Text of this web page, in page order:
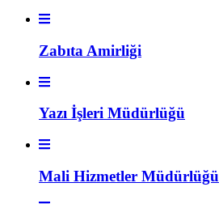
Zabıta Amirliği
Yazı İşleri Müdürlüğü
Mali Hizmetler Müdürlüğü